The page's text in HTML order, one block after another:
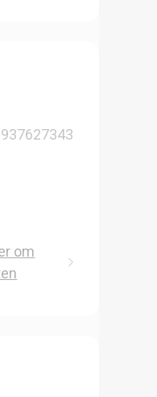
937627343
om